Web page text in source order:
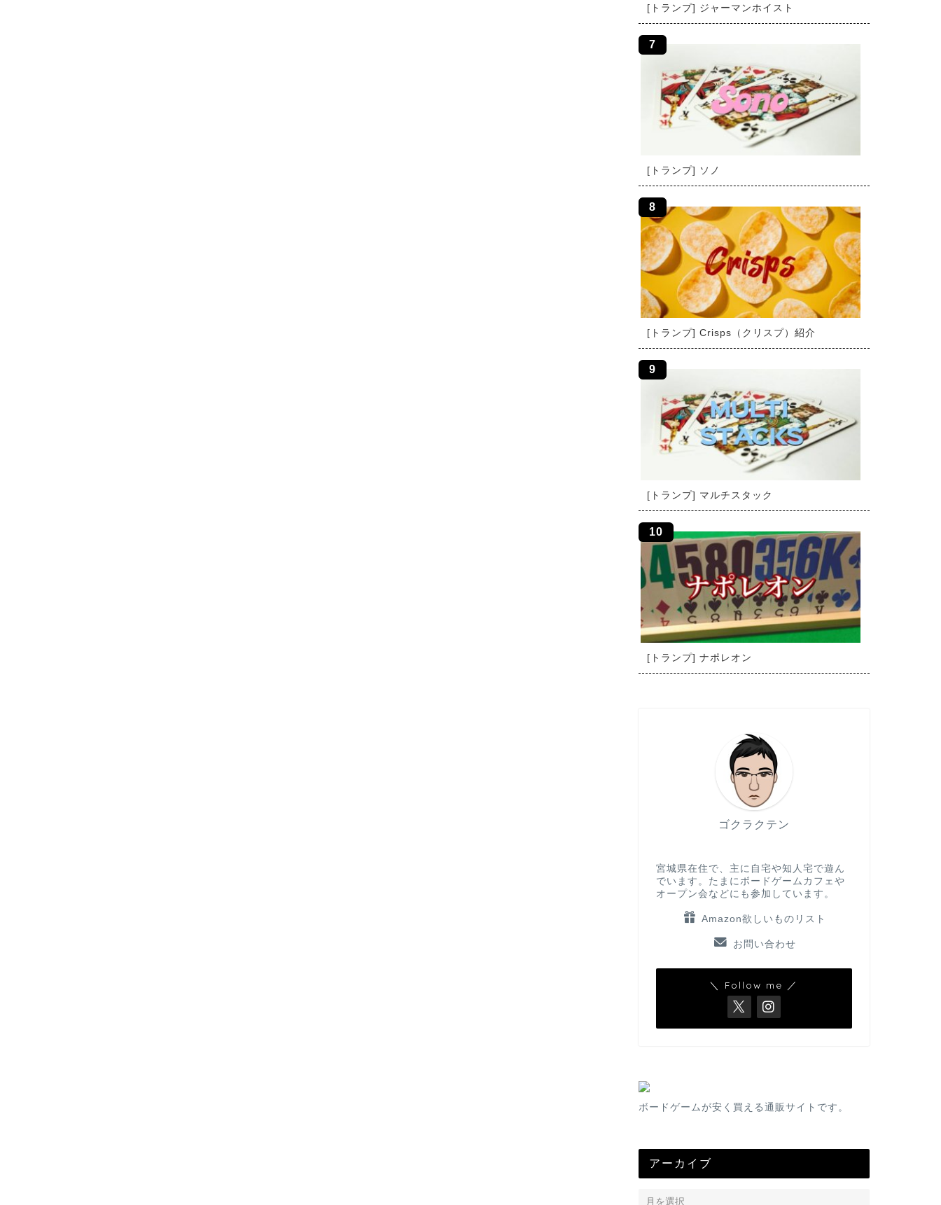
[トランプ] ジャーマンホイスト
[トランプ] ソノ
[トランプ] Crisps（クリスプ）紹介
[トランプ] マルチスタック
[トランプ] ナポレオン
ゴクラクテン
宮城県在住で、主に自宅や知人宅で遊ん
でいます。たまにボードゲームカフェや
オープン会などにも参加しています。
Amazon欲しいものリスト
お問い合わせ
＼ Follow me ／
ボードゲームが安く買える通販サイトです。
アーカイブ